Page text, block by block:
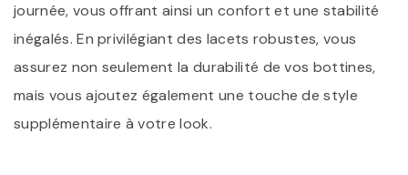
journée, vous offrant ainsi un confort et une stabilité
inégalés. En privilégiant des lacets robustes, vous
assurez non seulement la durabilité de vos bottines,
mais vous ajoutez également une touche de style
supplémentaire à votre look.